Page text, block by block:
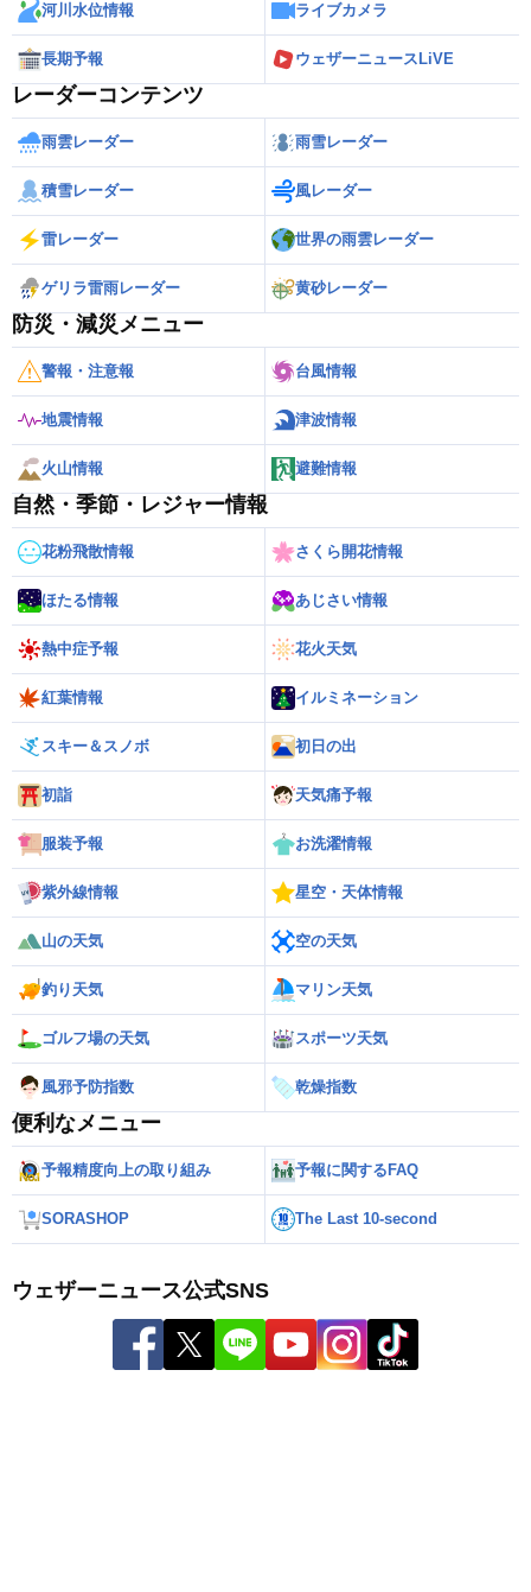
河川水位情報 ライブカメラ
長期予報 ウェザーニュースLiVE
レーダーコンテンツ
雨雲レーダー 雨雪レーダー
積雪レーダー 風レーダー
雷レーダー 世界の雨雲レーダー
ゲリラ雷雨レーダー 黄砂レーダー
防災・減災メニュー
警報・注意報 台風情報
地震情報 津波情報
火山情報 避難情報
自然・季節・レジャー情報
花粉飛散情報 さくら開花情報
ほたる情報 あじさい情報
熱中症予報 花火天気
紅葉情報 イルミネーション
スキー＆スノボ 初日の出
初詣 天気痛予報
服装予報 お洗濯情報
紫外線情報 星空・天体情報
山の天気 空の天気
釣り天気 マリン天気
ゴルフ場の天気 スポーツ天気
風邪予防指数 乾燥指数
便利なメニュー
予報精度向上の取り組み 予報に関するFAQ
SORASHOP The Last 10-second
ウェザーニュース公式SNS